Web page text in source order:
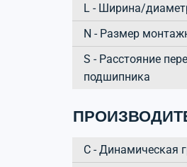
L - Ширина/
N - Размер
S - Расстояние
подшипника
C - Динамическая